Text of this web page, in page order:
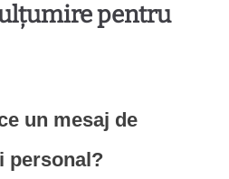
pentru
un mesaj de
personal?